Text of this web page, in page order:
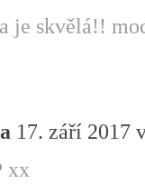
je skvělá!!
17. září 2017
xx